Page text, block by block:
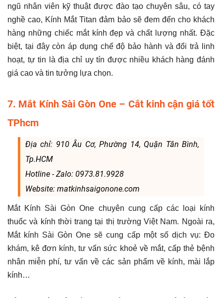
ngũ nhân viên kỹ thuật được đào tạo chuyên sâu, có tay
nghề cao, Kính Mắt Titan đảm bảo sẽ đem đến cho khách
hàng những chiếc mắt kính đẹp và chất lượng nhất. Đặc
biệt, tại đây còn áp dụng chế độ bảo hành và đổi trả linh
hoạt, tự tin là địa chỉ uy tín được nhiều khách hàng đánh
giá cao và tin tưởng lựa chọn.
7. Mắt Kính Sài Gòn One – Cắt kinh cận giá tốt
TPhcm
Địa chỉ: 910 Âu Cơ, Phường 14, Quận Tân Bình,
Tp.HCM
Hotline - Zalo: 0973.81.9928
Website: matkinhsaigonone.com
Mắt Kính Sài Gòn One chuyên cung cấp các loại kính
thuốc và kính thời trang tại thị trường Việt Nam. Ngoài ra,
Mắt kính Sài Gòn One sẽ cung cấp một số dịch vụ: Đo
khám, kê đơn kính, tư vấn sức khoẻ về mắt, cấp thẻ bệnh
nhân miễn phí, tư vấn về các sản phẩm về kính, mài lắp
kính…